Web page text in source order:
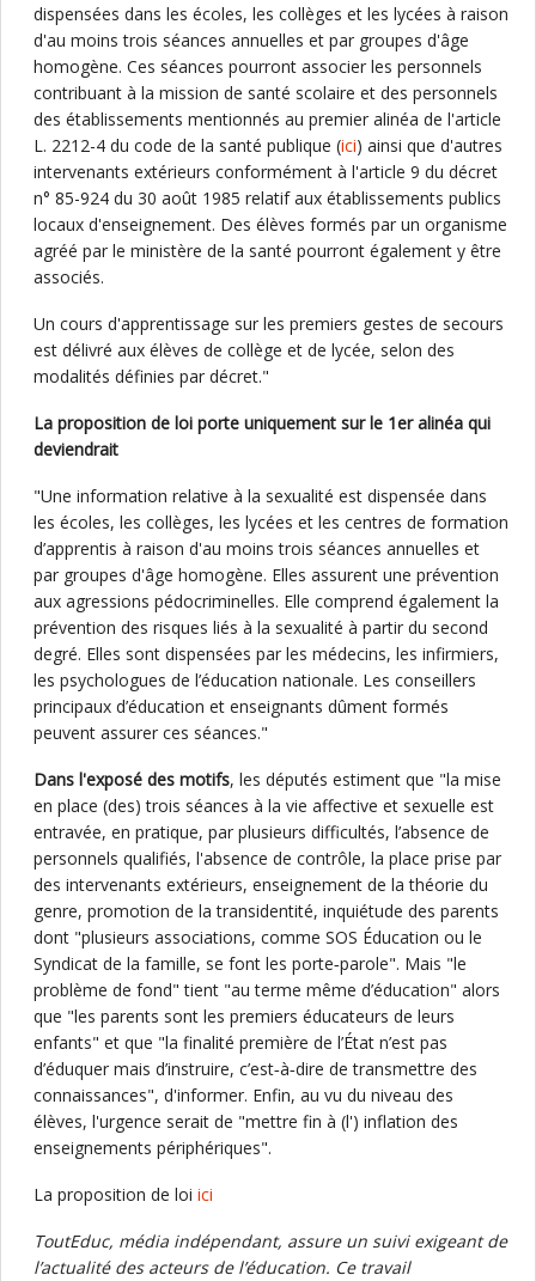
dispensées dans les écoles, les collèges et les lycées à raison
d'au moins trois séances annuelles et par groupes d'âge
homogène. Ces séances pourront associer les personnels
contribuant à la mission de santé scolaire et des personnels
des établissements mentionnés au premier alinéa de l'article
L. 2212-4 du code de la santé publique (ici) ainsi que d'autres
intervenants extérieurs conformément à l'article 9 du décret
n° 85-924 du 30 août 1985 relatif aux établissements publics
locaux d'enseignement. Des élèves formés par un organisme
agréé par le ministère de la santé pourront également y être
associés.
Un cours d'apprentissage sur les premiers gestes de secours
est délivré aux élèves de collège et de lycée, selon des
modalités définies par décret."
La proposition de loi porte uniquement sur le 1er alinéa qui
deviendrait
"Une information relative à la sexualité est dispensée dans
les écoles, les collèges, les lycées et les centres de formation
d’apprentis à raison d'au moins trois séances annuelles et
par groupes d'âge homogène. Elles assurent une prévention
aux agressions pédocriminelles. Elle comprend également la
prévention des risques liés à la sexualité à partir du second
degré. Elles sont dispensées par les médecins, les infirmiers,
les psychologues de l’éducation nationale. Les conseillers
principaux d’éducation et enseignants dûment formés
peuvent assurer ces séances."
Dans l'exposé des motifs, les députés estiment que "la mise
en place (des) trois séances à la vie affective et sexuelle est
entravée, en pratique, par plusieurs difficultés, l’absence de
personnels qualifiés, l'absence de contrôle, la place prise par
des intervenants extérieurs, enseignement de la théorie du
genre, promotion de la transidentité, inquiétude des parents
dont "plusieurs associations, comme SOS Éducation ou le
Syndicat de la famille, se font les porte‑parole". Mais "le
problème de fond" tient "au terme même d’éducation" alors
que "les parents sont les premiers éducateurs de leurs
enfants" et que "la finalité première de l’État n’est pas
d’éduquer mais d’instruire, c’est‑à‑dire de transmettre des
connaissances", d'informer. Enfin, au vu du niveau des
élèves, l'urgence serait de "mettre fin à (l') inflation des
enseignements périphériques".
La proposition de loi ici
ToutEduc, média indépendant, assure un suivi exigeant de
l’actualité des acteurs de l’éducation. Ce travail